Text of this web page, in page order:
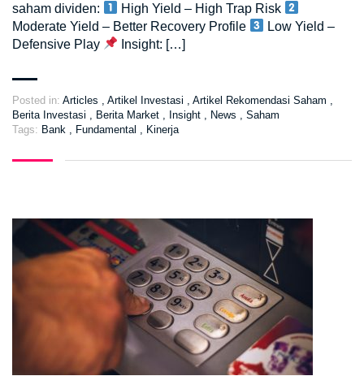
saham dividen:
High Yield – High Trap Risk
Moderate Yield – Better Recovery Profile
Low Yield –
Defensive Play
Insight: […]
Posted in: Articles Artikel Investasi Artikel Rekomendasi Saham
Berita Investasi
Berita Market Insight News
Saham
Tags: Bank Fundamental Kinerja